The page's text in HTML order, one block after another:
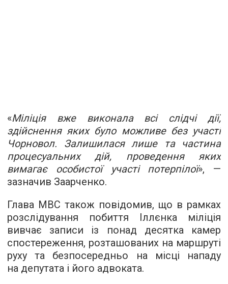
«Міліція вже виконала всі слідчі дії,
здійснення яких було можливе без участі
Чорновол. Залишилася лише та частина
процесуальних дій, проведення яких
вимагає особистої участі потерпілої», —
зазначив Заарченко.
Глава МВС також повідомив, що в рамках
розслідування побиття Іллєнка міліція
вивчає записи із понад десятка камер
спостереження, розташованих на маршруті
руху та безпосередньо на місці нападу
на депутата і його адвоката.